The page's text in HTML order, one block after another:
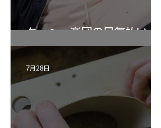
ターヘー楽団の暑気払い
7月28日